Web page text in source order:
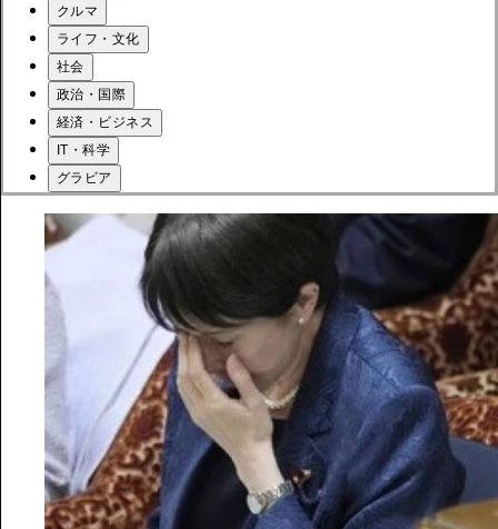
クルマ
ライフ・文化
社会
政治・国際
経済・ビジネス
IT・科学
グラビア